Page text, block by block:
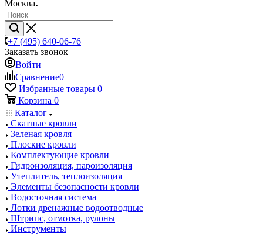
Москва
+7 (495) 640-06-76
Заказать звонок
Войти
Сравнение0
Избранные товары 0
Корзина 0
Каталог
Скатные кровли
Зеленая кровля
Плоские кровли
Комплектующие кровли
Гидроизоляция, пароизоляция
Утеплитель, теплоизоляция
Элементы безопасности кровли
Водосточная система
Лотки дренажные водоотводные
Штрипс, отмотка, рулоны
Инструменты